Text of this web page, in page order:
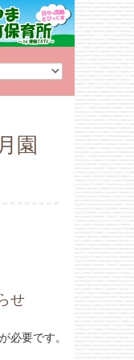
園
せ
必要です。